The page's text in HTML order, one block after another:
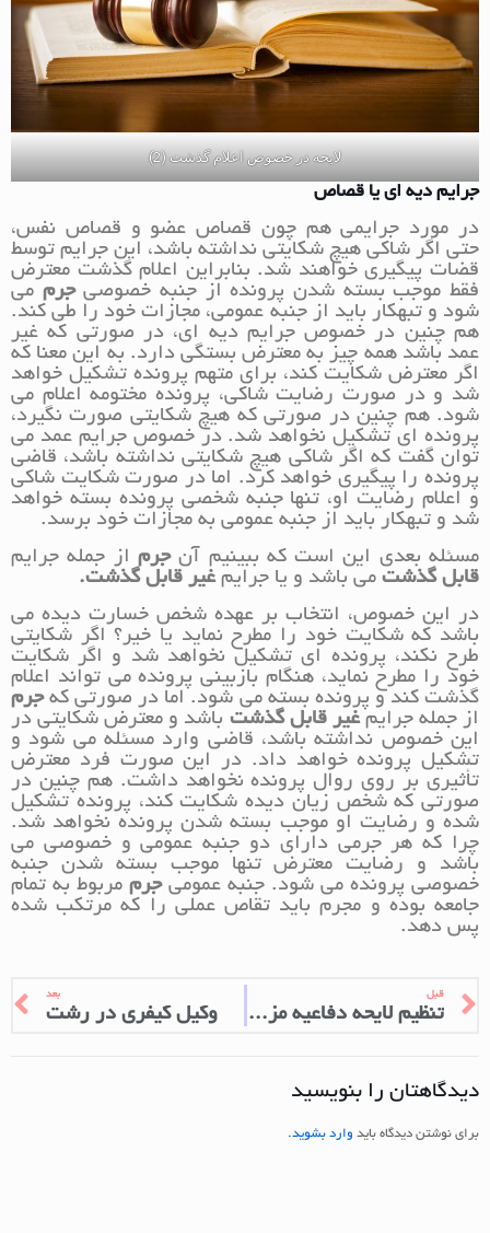
لایحه در خصوص اعلام گذشت (2)
جرایم دیه ای یا قصاص
در مورد جرایمی هم چون قصاص عضو و قصاص نفس،
حتی اگر شاکی هیچ شکایتی نداشته باشد، این جرایم توسط
قضات پیگیری خواهند شد. بنابراین اعلام گذشت معترض
فقط موجب بسته شدن پرونده از جنبه خصوصیجرم می
شود و تبهکار باید از جنبه عمومی، مجازات خود را طی کند.
هم چنین در خصوص جرایم دیه ای، در صورتی که غیر
عمد باشد همه چیز به معترض بستگی دارد. به این معنا که
اگر معترض شکایت کند، برای متهم پرونده تشکیل خواهد
شد و در صورت رضایت شاکی، پرونده مختومه اعلام می
شود. هم چنین در صورتی که هیچ شکایتی صورت نگیرد،
پرونده ای تشکیل نخواهد شد. در خصوص جرایم عمد می
توان گفت که اگر شاکی هیچ شکایتی نداشته باشد، قاضی
پرونده را پیگیری خواهد کرد. اما در صورت شکایت شاکی
و اعلام رضایت او، تنها جنبه شخصی پرونده بسته خواهد
شد و تبهکار باید از جنبه عمومی به مجازات خود برسد.
مسئله بعدی این است که ببینیم آنجرم از جمله جرایم
قابل گذشت می باشد و یا جرایمغیر قابل گذشت.
در این خصوص، انتخاب بر عهده شخص خسارت دیده می
باشد که شکایت خود را مطرح نماید یا خیر؟ اگر شکایتی
طرح نکند، پرونده ای تشکیل نخواهد شد و اگر شکایت
خود را مطرح نماید، هنگام بازبینی پرونده می تواند اعلام
گذشت کند و پرونده بسته می شود. اما در صورتی کهجرم
از جمله جرایمغیر قابل گذشت باشد و معترض شکایتی در
این خصوص نداشته باشد، قاضی وارد مسئله می شود و
تشکیل پرونده خواهد داد. در این صورت فرد معترض
تأثیری بر روی روال پرونده نخواهد داشت. هم چنین در
صورتی که شخص زیان دیده شکایت کند، پرونده تشکیل
شده و رضایت او موجب بسته شدن پرونده نخواهد شد.
چرا که هر جرمی دارای دو جنبه عمومی و خصوصی می
باشد و رضایت معترض تنها موجب بسته شدن جنبه
خصوصی پرونده می شود. جنبه عمومیجرم مربوط به تمام
جامعه بوده و مجرم باید تقاص عملی را که مرتکب شده
پس دهد.
قبل
تنظیم لایحه دفاعیه مزاحمت تلفنی
بعد
وکیل کیفری در رشت
دیدگاهتان را بنویسید
برای نوشتن دیدگاه باید وارد بشوید.